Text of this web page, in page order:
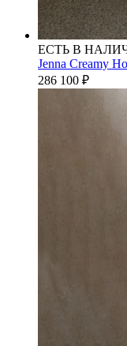
ЕСТЬ В
Jenna Creamy
286 100 ₽